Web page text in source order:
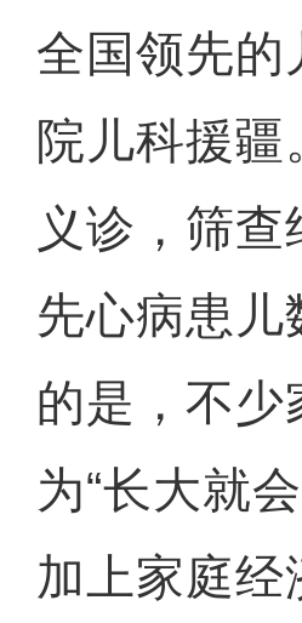
全国领先的
院儿科援
义诊，筛
先心病患
的是，不
为“长大就
加上家庭